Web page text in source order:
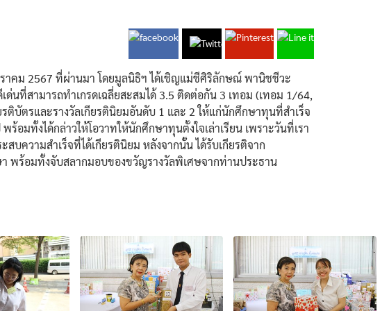
าคม 2567 ที่ผ่านมา โดยมูลนิธิฯ ได้เชิญแม่ชีศิริลักษณ์ พานิชชีวะ
ที่สามารถทำเกรดเฉลี่ยสะสมได้ 3.5 ติดต่อกัน 3 เทอม (เทอม 1/64,
บัตรและรางวัลเกียรตินิยมอันดับ 1 และ 2 ให้แก่นักศึกษาทุนที่สำเร็จ
มทั้งได้กล่าวให้โอวาทให้นักศึกษาทุนตั้งใจเล่าเรียน เพราะวันที่เรา
ความสำเร็จที่ได้เกียรตินิยม หลังจากนั้น ได้รับเกียรติจาก
า พร้อมทั้งจับสลากมอบของขวัญรางวัลพิเศษจากท่านประธาน